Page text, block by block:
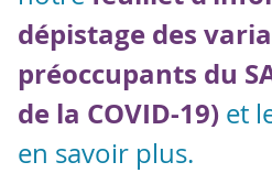
dépistage des
préoccupants du
de la COVID-19) et
en savoir plus.